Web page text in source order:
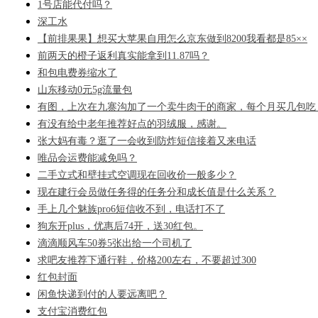
1号店能代付吗？
深工水
【前排果果】想买大苹果自用怎么京东做到8200我看都是85××
前两天的橙子返利真实能拿到11.87吗？
和包电费券缩水了
山东移动0元5g流量包
有图，上次在九寨沟加了一个卖牛肉干的商家，每个月买几包
有没有给中老年推荐好点的羽绒服，感谢。
张大妈有毒？逛了一会收到防炸短信接着又来电话
唯品会运费能减免吗？
二手立式和壁挂式空调现在回收价一般多少？
现在建行会员做任务得的任务分和成长值是什么关系？
手上几个魅族pro6短信收不到，电话打不了
狗东开plus，优惠后74开，送30红包。
滴滴顺风车50券5张出给一个司机了
求吧友推荐下通行鞋，价格200左右，不要超过300
红包封面
闲鱼快递到付的人要远离吧？
支付宝消费红包